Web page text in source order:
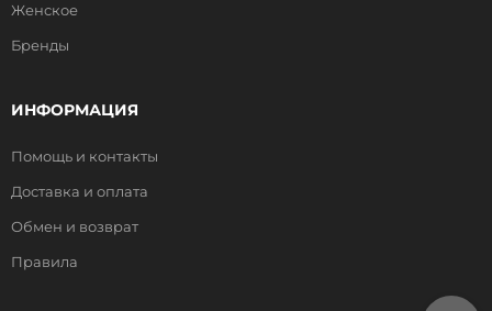
Женское
Бренды
ИНФОРМАЦИЯ
Помощь и контакты
Доставка и оплата
Обмен и возврат
Правила